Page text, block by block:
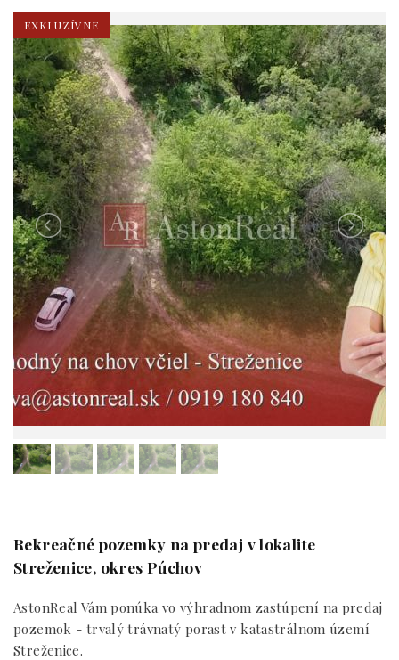
EXKLUZÍVNE
Rekreačné pozemky na predaj v lokalite
Streženice, okres Púchov
AstonReal Vám ponúka vo výhradnom zastúpení na predaj
pozemok - trvalý trávnatý porast v katastrálnom území
Streženice.